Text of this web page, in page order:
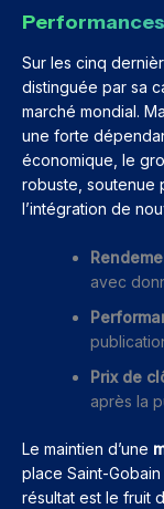
Sur les cinq
distinguée par sa
marché mondial.
une forte
économique, le
robuste, soutenue
l’intégration de
avec
Prix de
après la
Le maintien d’une
place Saint-
résultat est le fruit